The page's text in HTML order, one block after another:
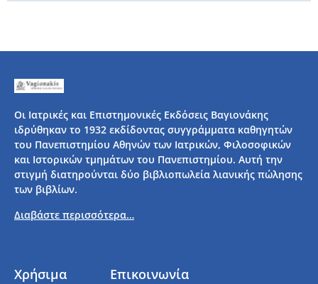
Οι Ιατρικές και Επιστημονικές Εκδόσεις Βαγιονάκης
ιδρύθηκαν το 1932 εκδίδοντας συγγράμματα καθηγητών
του Πανεπιστημίου Αθηνών των Ιατρικών, Φιλοσοφικών
και Ιστορικών τμημάτων του Πανεπιστημίου. Αυτή την
στιγμή διατηρούνται δύο βιβλιοπωλεία λιανικής πώλησης
των βιβλίων.
Διαβάστε περισσότερα…
Χρήσιμα Επικοινωνία